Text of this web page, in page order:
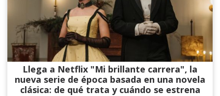
Llega a Netflix "Mi brillante carrera", la
nueva serie de época basada en una novela
clásica: de qué trata y cuándo se estrena